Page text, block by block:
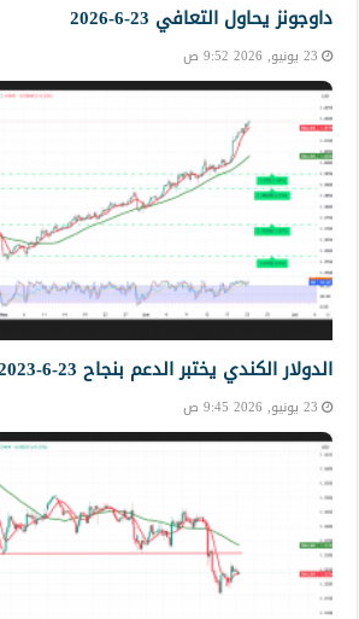
داوجونز يحاول التعافي 23-6-2026
23 يونيو, 2026 9:52 ص
الدولار الكندي يختبر الدعم بنجاح 23-6-2023
23 يونيو, 2026 9:45 ص